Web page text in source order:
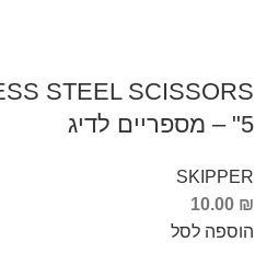
STEEL SCISSORS
5" – מספריים לדיג
SKIPPER
10.00 ₪
הוספה לסל